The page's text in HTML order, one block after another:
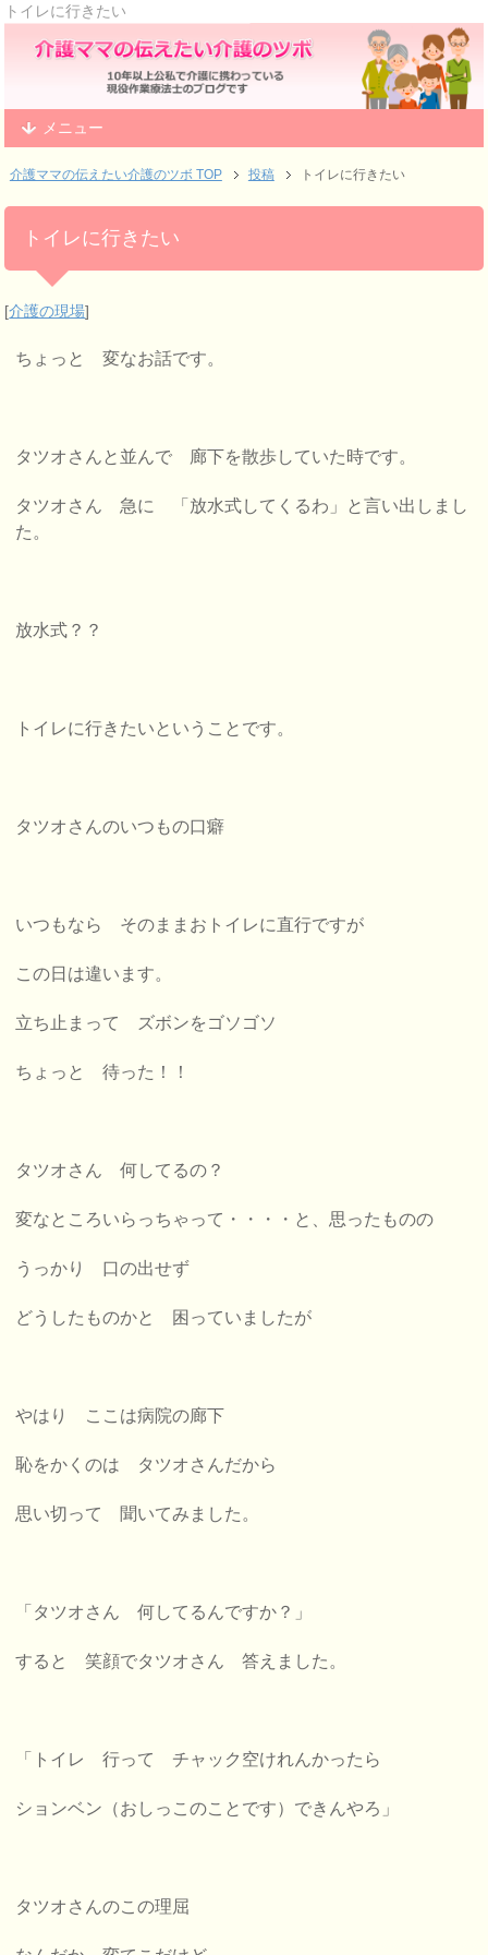
トイレに行きたい
メニュー
介護ママの伝えたい介護のツボ TOP 投稿 トイレに行きたい
トイレに行きたい
[介護の現場]
ちょっと 変なお話です。
タツオさんと並んで 廊下を散歩していた時です。
タツオさん 急に 「放水式してくるわ」と言い出しまし
た。
放水式？？
トイレに行きたいということです。
タツオさんのいつもの口癖
いつもなら そのままおトイレに直行ですが
この日は違います。
立ち止まって ズボンをゴソゴソ
ちょっと 待った！！
タツオさん 何してるの？
変なところいらっちゃって・・・・ と、思ったものの
うっかり 口の出せず
どうしたものかと 困っていましたが
やはり ここは病院の廊下
恥をかくのは タツオさんだから
思い切って 聞いてみました。
「タツオさん 何してるんですか？」
すると 笑顔でタツオさん 答えました。
「トイレ 行って チャック空けれんかったら
ションベン（おしっこのことです）できんやろ」
タツオさんのこの理屈